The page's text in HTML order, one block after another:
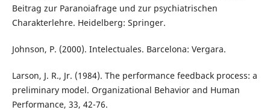
Beitrag zur Paranoiafrage und zur psychiatrischen
Charakterlehre. Heidelberg: Springer.
Johnson, P. (2000). Intelectuales. Barcelona: Vergara.
Larson, J. R., Jr. (1984). The performance feedback process: a
preliminary model. Organizational Behavior and Human
Performance, 33, 42-76.